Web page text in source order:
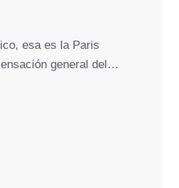
esa es la Paris
general del…